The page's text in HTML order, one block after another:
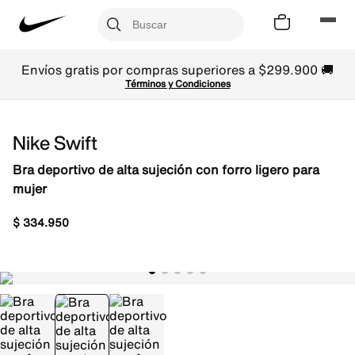
Envíos gratis por compras superiores a $299.900 🚚
Términos y Condiciones
Nike Swift
Bra deportivo de alta sujeción con forro ligero para
mujer
$334.950